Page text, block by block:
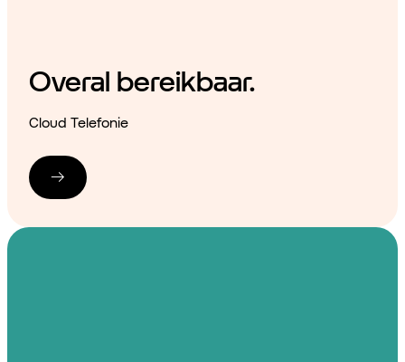
Overal bereikbaar.
Cloud Telefonie